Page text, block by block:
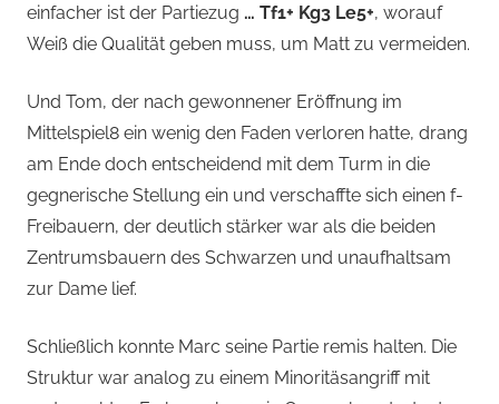
einfacher ist der Partiezug … Tf1+ Kg3 Le5+, worauf
Weiß die Qualität geben muss, um Matt zu vermeiden.
Und Tom, der nach gewonnener Eröffnung im
Mittelspiel8 ein wenig den Faden verloren hatte, drang
am Ende doch entscheidend mit dem Turm in die
gegnerische Stellung ein und verschaffte sich einen f-
Freibauern, der deutlich stärker war als die beiden
Zentrumsbauern des Schwarzen und unaufhaltsam
zur Dame lief.
Schließlich konnte Marc seine Partie remis halten. Die
Struktur war analog zu einem Minoritäsangriff mit